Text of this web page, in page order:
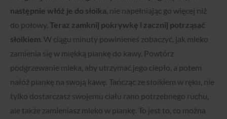
następnie włóż je do słoika, nie napełniając go więcej niż
do połowy. Teraz zamknij pokrywkę i zacznij potrząsać
słoikiem. W ciągu minuty powinieneś zobaczyć, jak mleko
zamienia się w miękką piankę do kawy. Powtórz
podgrzewanie mleka, aby utrzymać jego ciepło, a potem
nałóż piankę na swoją kawę. Tańcząc ze słoikiem w ręku, nie
tylko dostarczasz swojemu ciału rano potrzebnego ruchu,
ale także zamieniasz mleko w piankę. To jest to, co można